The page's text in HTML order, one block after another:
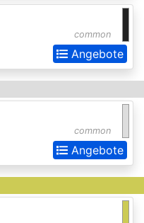
common
Angebote
common
Angebote